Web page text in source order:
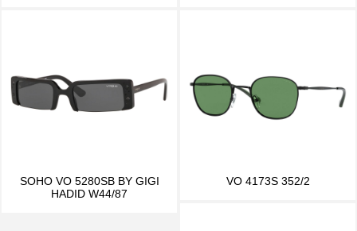
SOHO VO 5280SB BY GIGI
HADID W44/87
VO 4173S 352/2